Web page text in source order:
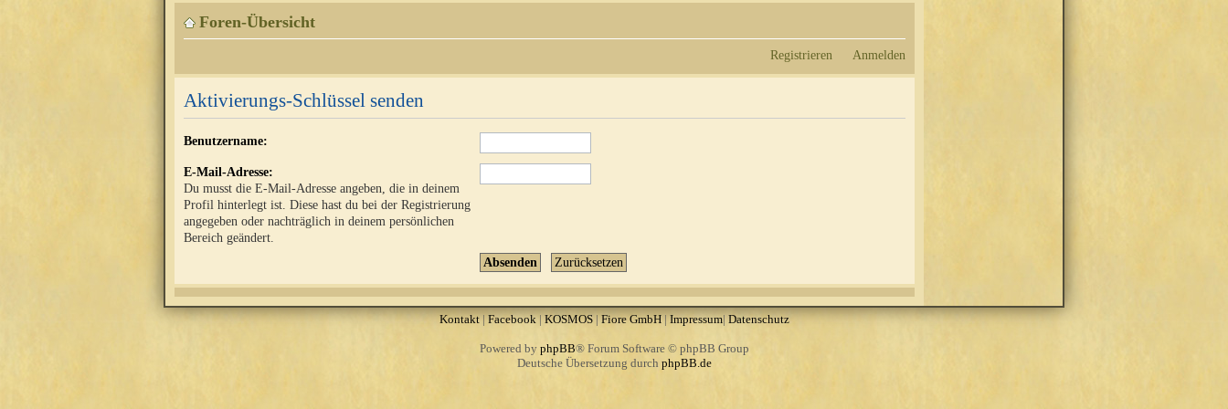
Foren-Übersicht
Registrieren Anmelden
Aktivierungs-Schlüssel senden
Benutzername:
E-Mail-Adresse:
Du musst die E-Mail-Adresse angeben, die in deinem
Profil hinterlegt ist. Diese hast du bei der Registrierung
angegeben oder nachträglich in deinem persönlichen
Bereich geändert.
Kontakt|Facebook | KOSMOS| Fiore GmbH| Impressum| Datenschutz
Powered by phpBB® Forum Software © phpBB Group
Deutsche Übersetzung durch phpBB.de